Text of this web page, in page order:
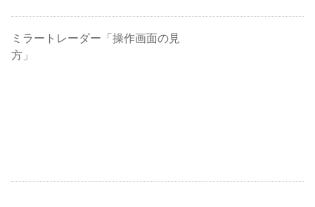
ミラートレーダー「操作画面の見
方」